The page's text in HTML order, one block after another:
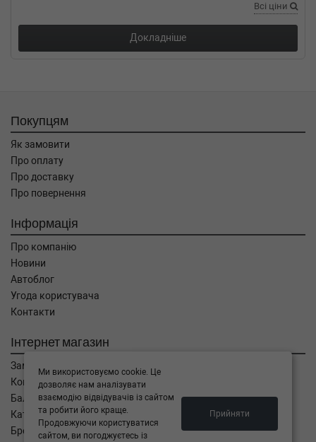
Всі ціни
Докладніше
Покупцям
Як замовити
Про оплату
Про доставку
Про повернення
Інформація
Про компанію
Новини
Автоблог
Угода користувача
Контакти
Інтернет магазин
Замовлення
Кошик
Баланс
Каталог товарів
Бренди
Ми використовуємо cookie. Це
дозволяє нам аналізувати
взаємодію відвідувачів із сайтом
та робити його краще.
Продовжуючи користуватися
сайтом, ви погоджуєтесь із
Прийняти